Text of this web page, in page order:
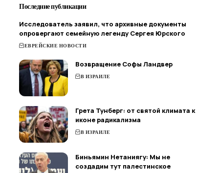
Последние публикации
Исследователь заявил, что архивные документы
опровергают семейную легенду Сергея Юрского
ЕВРЕЙСКИЕ НОВОСТИ
Возвращение Софы Ландвер
В ИЗРАИЛЕ
Грета Тунберг: от святой климата к
иконе радикализма
В ИЗРАИЛЕ
Биньямин Нетаниягу: Мы не
создадим тут палестинское